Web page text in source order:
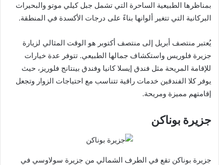
بمناظرها الطبيعية الساحرة التي تشمل جبل كيلي موتو والبحيرات
البركانية التي تتغير ألوانها بناءً على درجات الأكسدة في المنطقة.
يُعتبر منتصف أبريل إلى منتصف أكتوبر هو الوقت المثالي لزيارة
جزيرة فلوريس واستكشاف جمالها الطبيعي. تتوفر عدة خيارات
للإقامة المريحة مثل فندق إيسلا كانيا وفندق بينتانج فلوريز، حيث
يوفر كلا الفندقين خدمات راقية تتناسب مع احتياجات الزوار وتجعل
إقامتهم مميزة ومريحة.
جزيرة بوناكن
جزيرة بوناكن تقع في الطرف الشمالي من جزيرة سولاوسي في